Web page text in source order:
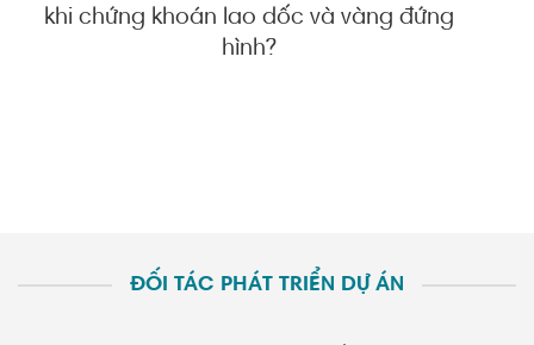
khi chứng khoán lao dốc và vàng đứng
hình?
ĐỐI TÁC PHÁT TRIỂN DỰ ÁN